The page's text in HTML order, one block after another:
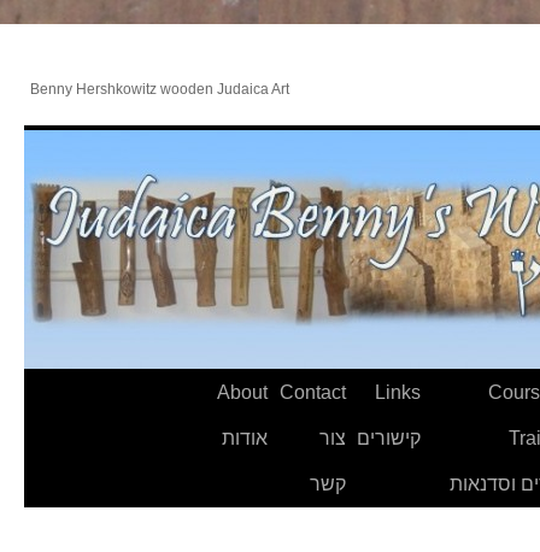
Benny Hershkowitz wooden Judaica Art
וסדנאות
Links
קישורים
Contact
צור
קשר
About
אודות